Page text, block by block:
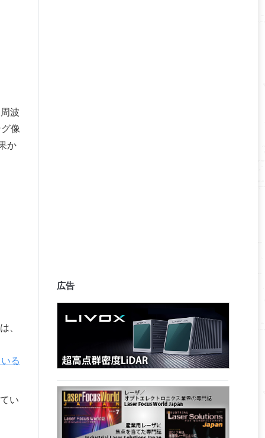
波
像
か
、
る
い
広告